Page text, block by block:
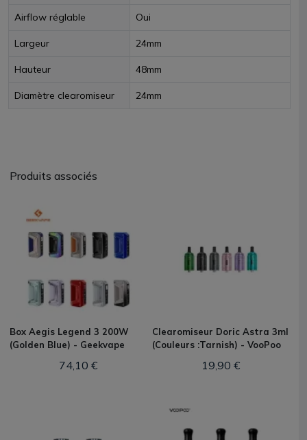
Airflow réglable Oui
Largeur 24mm
Hauteur 48mm
Diamètre clearomiseur 24mm
Produits associés
Box Aegis Legend 3 200W
(Golden Blue) - Geekvape
74,10 €
Clearomiseur Doric Astra 3ml
(Couleurs :Tarnish) - VooPoo
19,90 €